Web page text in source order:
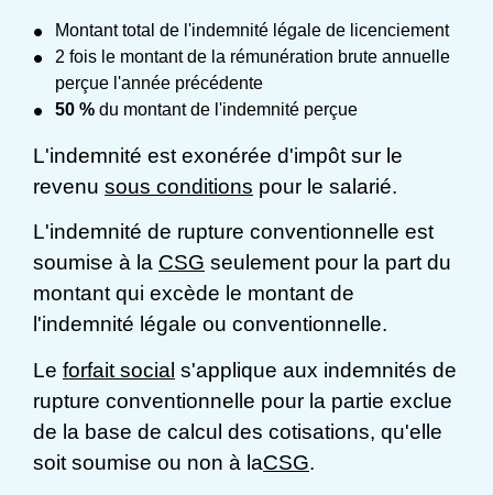
Montant total de l'indemnité légale de licenciement
2 fois le montant de la rémunération brute annuelle
perçue l'année précédente
50 % du montant de l'indemnité perçue
L'indemnité est exonérée d'impôt sur le
revenu sous conditions pour le salarié.
L'indemnité de rupture conventionnelle est
soumise à la CSG seulement pour la part du
montant qui excède le montant de
l'indemnité légale ou conventionnelle.
Le forfait social s'applique aux indemnités de
rupture conventionnelle pour la partie exclue
de la base de calcul des cotisations, qu'elle
soit soumise ou non à laCSG.